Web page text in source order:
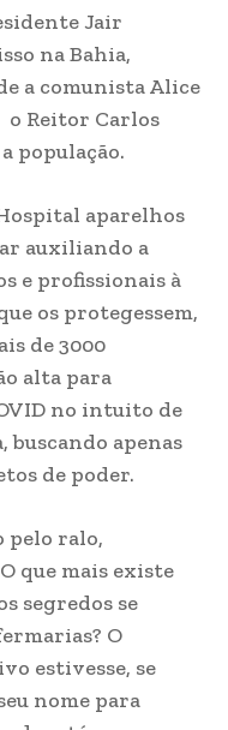
Jair
na Bahia,
a comunista Alice
Reitor Carlos
população.
aparelhos
auxiliando a
e profissionais à
os protegessem,
de 3000
alta para
no intuito de
buscando apenas
de poder.
pelo ralo,
que mais existe
segredos se
O
estivesse, se
nome para